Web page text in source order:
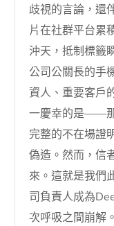
歧視的言論，還
片在社群平台累
沖天，抵制標籤
公司公關長的手
資人、重要客戶
一慶幸的是——
完整的不在場證
偽造。然而，信
來。這就是我們
司負責人成為
次呼吸之間崩解